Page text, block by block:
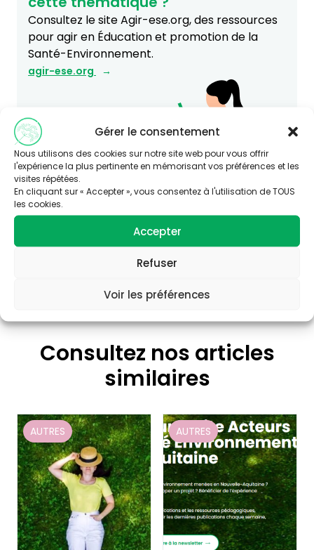
Gérer le consentement
Nous utilisons des cookies sur notre site web pour vous offrir
l'expérience la plus pertinente en mémorisant vos préférences et les
visites répétées.
En cliquant sur « Accepter », vous consentez à l'utilisation de TOUS
les cookies.
Accepter
Refuser
Voir les préférences
Consultez le site Agir-ese.org, des ressources
pour agir en Éducation et promotion de la
Santé-Environnement.
agir-ese.org
Consultez nos articles
similaires
AUTRES AUTRES